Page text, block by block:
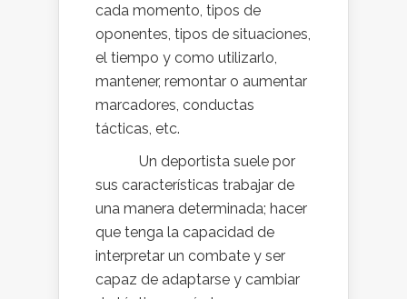
cada momento, tipos de
oponentes, tipos de situaciones,
el tiempo y como utilizarlo,
mantener, remontar o aumentar
marcadores, conductas
tácticas, etc.
Un deportista suele por
sus características trabajar de
una manera determinada; hacer
que tenga la capacidad de
interpretar un combate y ser
capaz de adaptarse y cambiar